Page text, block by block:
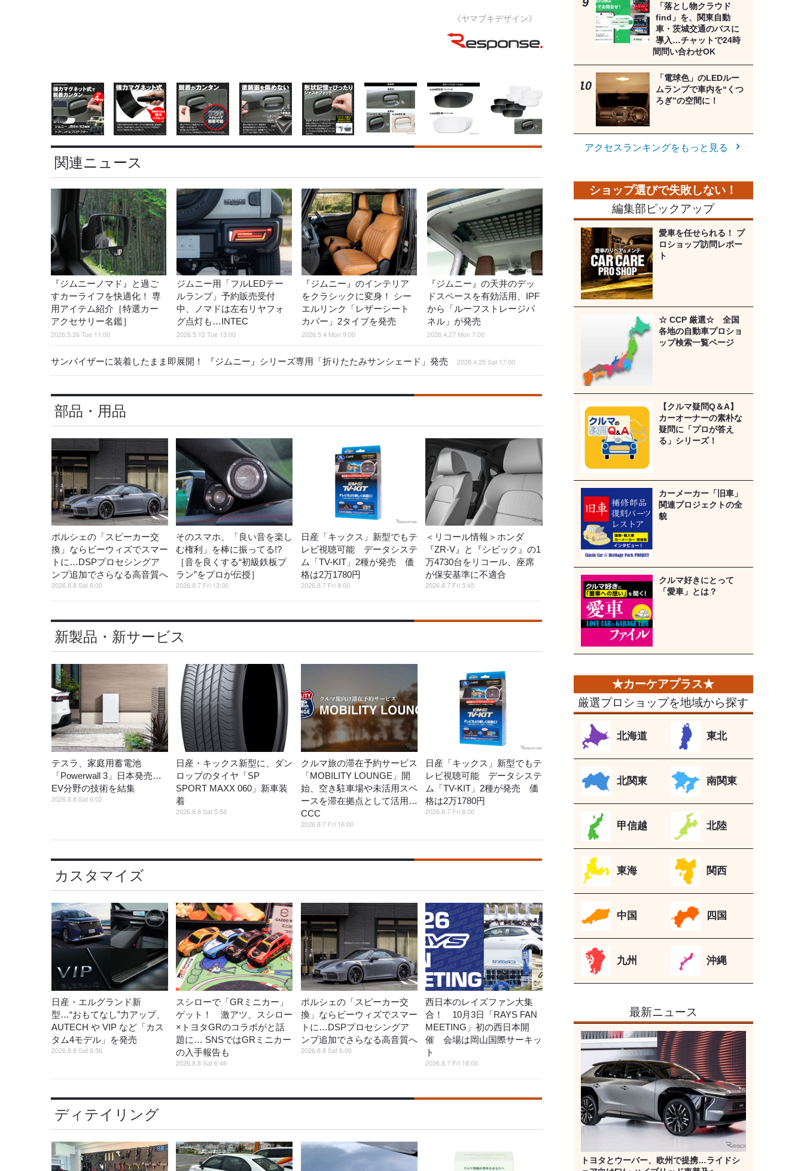
《ヤマブキデザイン》
関連ニュース
『ジムニーノマド』と過ご
すカーライフを快適化！ 専
用アイテム紹介［特選カー
アクセサリー名鑑］
2026.5.26 Tue 11:00
ジムニー用「フルLEDテー
ルランプ」予約販売受付
中、ノマドは左右リヤフォ
グ点灯も…INTEC
2026.5.12 Tue 13:00
『ジムニー』のインテリア
をクラシックに変身！ シー
エルリンク「レザーシート
カバー」2タイプを発売
2026.5.4 Mon 9:00
『ジムニー』の天井のデッ
ドスペースを有効活用、IPF
から「ルーフストレージパ
ネル」が発売
2026.4.27 Mon 7:00
サンバイザーに装着したまま即展開！ 『ジムニー』シリーズ専用「折りたたみサンシェード」発売 2026.4.25 Sat 17:00
部品・用品
ポルシェの「スピーカー交
換」ならビーウィズでスマー
トに…DSPプロセシングア
ンプ追加でさらなる高音質へ
2026.8.8 Sat 6:00
そのスマホ、「良い音を楽し
む権利」を棒に振ってる!?
［音を良くする“初級鉄板プ
ラン”をプロが伝授］
2026.8.7 Fri 13:00
日産「キックス」新型でもテ
レビ視聴可能 データシステ
ム「TV-KIT」2種が発売 価
格は2万1780円
2026.8.7 Fri 8:00
＜リコール情報＞ホンダ
『ZR-V』と『シビック』の1
万4730台をリコール、座席
が保安基準に不適合
2026.8.7 Fri 5:45
新製品・新サービス
テスラ、家庭用蓄電池
「Powerwall 3」日本発売…
EV分野の技術を結集
2026.8.8 Sat 6:02
日産・キックス新型に、ダン
ロップのタイヤ「SP
SPORT MAXX 060」新車装
着
2026.8.8 Sat 5:58
クルマ旅の滞在予約サービス
「MOBILITY LOUNGE」開
始、空き駐車場や未活用スペ
ースを滞在拠点として活用…
CCC
2026.8.7 Fri 16:00
日産「キックス」新型でもテ
レビ視聴可能 データシステ
ム「TV-KIT」2種が発売 価
格は2万1780円
2026.8.7 Fri 8:00
カスタマイズ
日産・エルグランド新
型…“おもてなし”力アップ、
AUTECH や VIP など「カス
タム4モデル」を発売
2026.8.8 Sat 6:56
スシローで「GRミニカー」
ゲット！ 激アツ、スシロー
×トヨタGRのコラボがと話
題に… SNSではGRミニカー
の入手報告も
2026.8.8 Sat 6:46
ポルシェの「スピーカー交
換」ならビーウィズでスマー
トに…DSPプロセシングア
ンプ追加でさらなる高音質へ
2026.8.8 Sat 6:00
西日本のレイズファン大集
合！ 10月3日「RAYS FAN
MEETING」初の西日本開
催 会場は岡山国際サーキッ
ト
2026.8.7 Fri 18:00
ディテイリング
「落とし物クラウド
find」を、関東自動
車・茨城交通のバスに
導入…チャットで24時
間問い合わせOK
「電球色」のLEDルー
ムランプで車内を“くつ
ろぎ”の空間に！
アクセスランキングをもっと見る
編集部ピックアップ
愛車を任せられる！ プ
ロショップ訪問レポー
ト
☆ CCP 厳選☆ 全国
各地の自動車プロショ
ップ検索一覧ページ
【クルマ疑問Q＆A】
カーオーナーの素朴な
疑問に「プロが答え
る」シリーズ！
カーメーカー「旧車」
関連プロジェクトの全
貌
クルマ好きにとって
「愛車」とは？
厳選プロショップを地域から探す
北海道 東北
北関東 南関東
甲信越 北陸
東海 関西
中国 四国
九州 沖縄
最新ニュース
トヨタとウーバー、欧州で提携…ライドシ